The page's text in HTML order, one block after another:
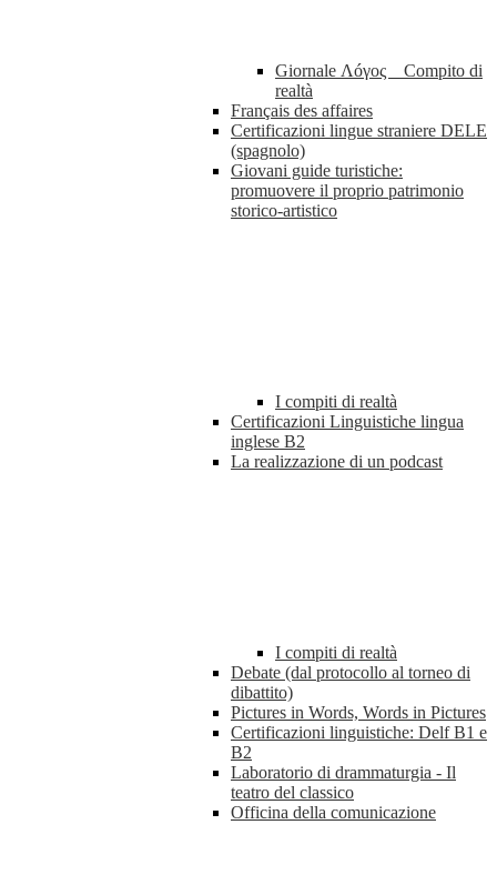
Giornale Λóγος _ Compito di
realtà
Français des affaires
Certificazioni lingue straniere DELE
(spagnolo)
Giovani guide turistiche:
promuovere il proprio patrimonio
storico-artistico
I compiti di realtà
Certificazioni Linguistiche lingua
inglese B2
La realizzazione di un podcast
I compiti di realtà
Debate (dal protocollo al torneo di
dibattito)
Pictures in Words, Words in Pictures
Certificazioni linguistiche: Delf B1 e
B2
Laboratorio di drammaturgia - Il
teatro del classico
Officina della comunicazione